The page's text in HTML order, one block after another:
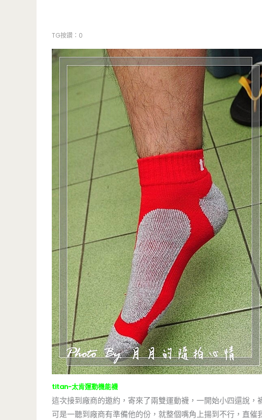
TG按讚：0
titan-太肯運動機能襪
這次接到廠商的邀約，寄來了兩雙運動襪，一開始小四還說
可是一聽到廠商有準備他的份，就整個嘴角上揚到不行，直催